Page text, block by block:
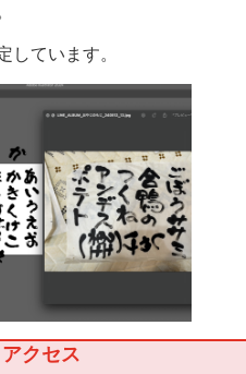
ています。
アクセス